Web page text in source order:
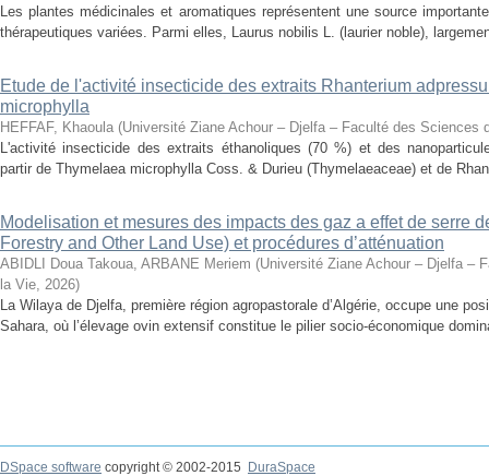
Les plantes médicinales et aromatiques représentent une source
thérapeutiques variées. Parmi elles, Laurus nobilis L. (laurier noble),
Etude de l'activité insecticide des extraits Rhanterium
microphylla
HEFFAF, Khaoula (Université Ziane Achour – Djelfa – Faculté des Sciences
L'activité insecticide des extraits éthanoliques (70 %) et des
partir de Thymelaea microphylla Coss. & Durieu (Thymelaeaceae) et de
Modelisation et mesures des impacts des gaz a effet de serre
Forestry and Other Land Use) et procédures d’atténuation
ABIDLI Doua Takoua, ARBANE Meriem (Université Ziane Achour – Djelfa –
la Vie, 2026)
La Wilaya de Djelfa, première région agropastorale d’Algérie, occupe une
Sahara, où l’élevage ovin extensif constitue le pilier socio-économique
DSpace software copyright © 2002-2015
DuraSpace